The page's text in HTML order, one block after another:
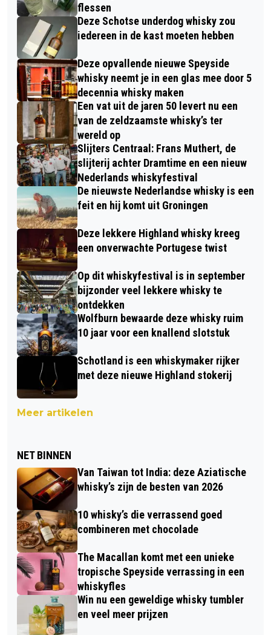
flessen
Deze Schotse underdog whisky zou
iedereen in de kast moeten hebben
Deze opvallende nieuwe Speyside
whisky neemt je in een glas mee door 5
decennia whisky maken
Een vat uit de jaren 50 levert nu een
van de zeldzaamste whisky’s ter
wereld op
Slijters Centraal: Frans Muthert, de
slijterij achter Dramtime en een nieuw
Nederlands whiskyfestival
De nieuwste Nederlandse whisky is een
feit en hij komt uit Groningen
Deze lekkere Highland whisky kreeg
een onverwachte Portugese twist
Op dit whiskyfestival is in september
bijzonder veel lekkere whisky te
ontdekken
Wolfburn bewaarde deze whisky ruim
10 jaar voor een knallend slotstuk
Schotland is een whiskymaker rijker
met deze nieuwe Highland stokerij
Meer artikelen
NET BINNEN
Van Taiwan tot India: deze Aziatische
whisky’s zijn de besten van 2026
10 whisky’s die verrassend goed
combineren met chocolade
The Macallan komt met een unieke
tropische Speyside verrassing in een
whiskyfles
Win nu een geweldige whisky tumbler
en veel meer prijzen